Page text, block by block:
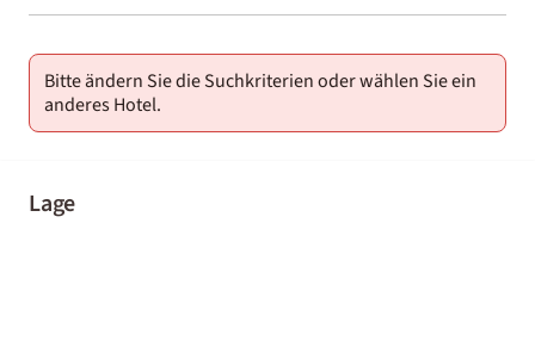
01-02
Bitte ändern Sie die Suchkriterien oder wählen Sie ein
anderes Hotel.
Lage